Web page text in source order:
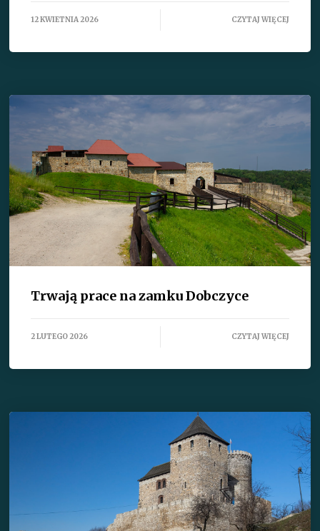
12 KWIETNIA 2026 CZYTAJ WIĘCEJ
Trwają prace na zamku Dobczyce
2 LUTEGO 2026 CZYTAJ WIĘCEJ